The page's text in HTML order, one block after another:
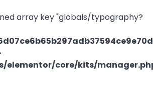
array key "globals/typography?
elementor/core/kits/